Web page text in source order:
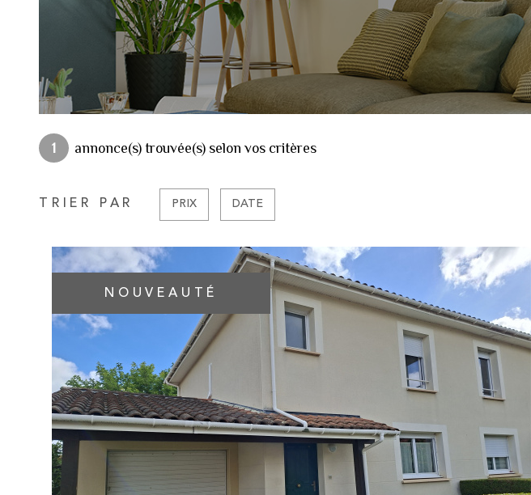
1 annonce(s) trouvée(s) selon vos critères
TRIER PAR PRIX DATE
NOUVEAUTÉ
VOIR LE BIEN